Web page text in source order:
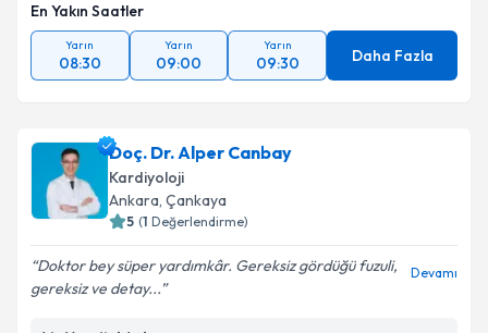
En Yakın Saatler
Yarın
08:30
Yarın
09:00
Yarın
09:30 Daha Fazla
Doç. Dr. Alper Canbay
Kardiyoloji
Ankara, Çankaya
5 (1 Değerlendirme)
Doktor bey süper yardımkâr. Gereksiz gördüğü fuzuli,
gereksiz ve detay...
Devamı